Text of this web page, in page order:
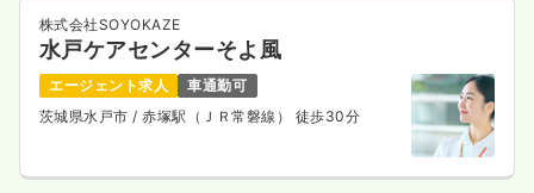
株式会社SOYOKAZE
水戸ケアセンターそよ風
エージェント求人
車通勤可
茨城県水戸市/ 赤塚駅（ＪＲ常磐線） 徒歩30分